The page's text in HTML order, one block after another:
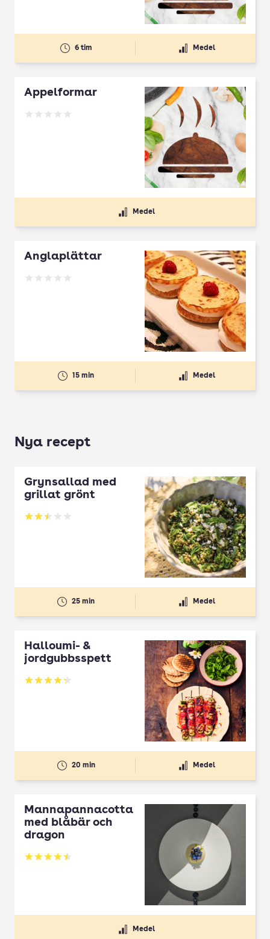
6 tim Medel
Äppelformar
Betyg: 0 av 5
Medel
Änglaplättar
Betyg: 0 av 5
15 min Medel
Nya recept
Grynsallad med
grillat grönt
Betyg: 2.5 av 5
25 min Medel
Halloumi- &
jordgubbsspett
Betyg: 4.3 av 5
20 min Medel
Mannapannacotta
med blåbär och
dragon
Betyg: 4.5 av 5
Medel